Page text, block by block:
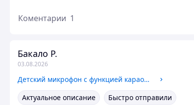
Коментарии 1
Бакало Р.
03.08.2026
Детский микрофон с функцией караоке USB, microSD, AUX, Bluetooth Wster WS-669 Золотой, Беспроводной микрофон
Актуальное описание
Быстро отправили